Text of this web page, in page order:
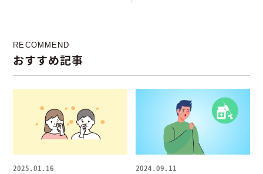
RECOMMEND
おすすめ記事
2025.01.16 2024.09.11